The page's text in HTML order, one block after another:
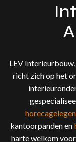
LEV
richt zich op het
kantoorpanden en
harte welkom